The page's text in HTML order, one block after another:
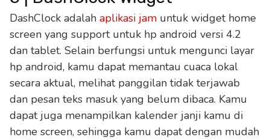
DashClock adalah aplikasi jam untuk widget home
screen yang support untuk hp android versi 4.2
dan tablet. Selain berfungsi untuk mengunci layar
hp android, kamu dapat memantau cuaca lokal
secara aktual, melihat panggilan tidak terjawab
dan pesan teks masuk yang belum dibaca. Kamu
dapat juga menampilkan kalender janji kamu di
home screen, sehingga kamu dapat dengan mudah